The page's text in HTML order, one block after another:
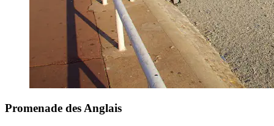
Promenade des Anglais